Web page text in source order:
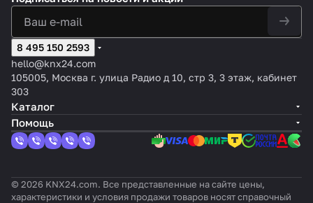
8 495 150 2593
hello@knx24.com
105005, Москва г. улица Радио д 10, стр 3, 3 этаж, кабинет
303
Каталог
Помощь
© 2026 KNX24.com. Все представленные на сайте цены,
характеристики и условия продажи товаров носят справочный